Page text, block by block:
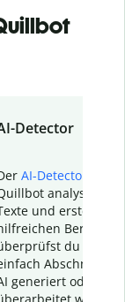
Detector
AI-Detector
analysiert
und erstellt
Bericht.
du
Abschnitte,
generiert oder